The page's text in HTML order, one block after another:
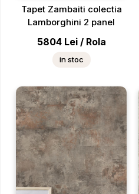
Tapet Zambaiti colectia
Lamborghini 2 panel
5804 Lei / Rola
in stoc